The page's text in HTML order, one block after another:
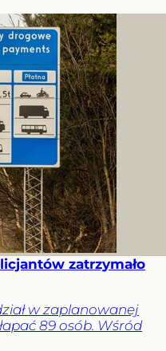
zatrzymało
w zaplanowanej
89 osób. Wśród